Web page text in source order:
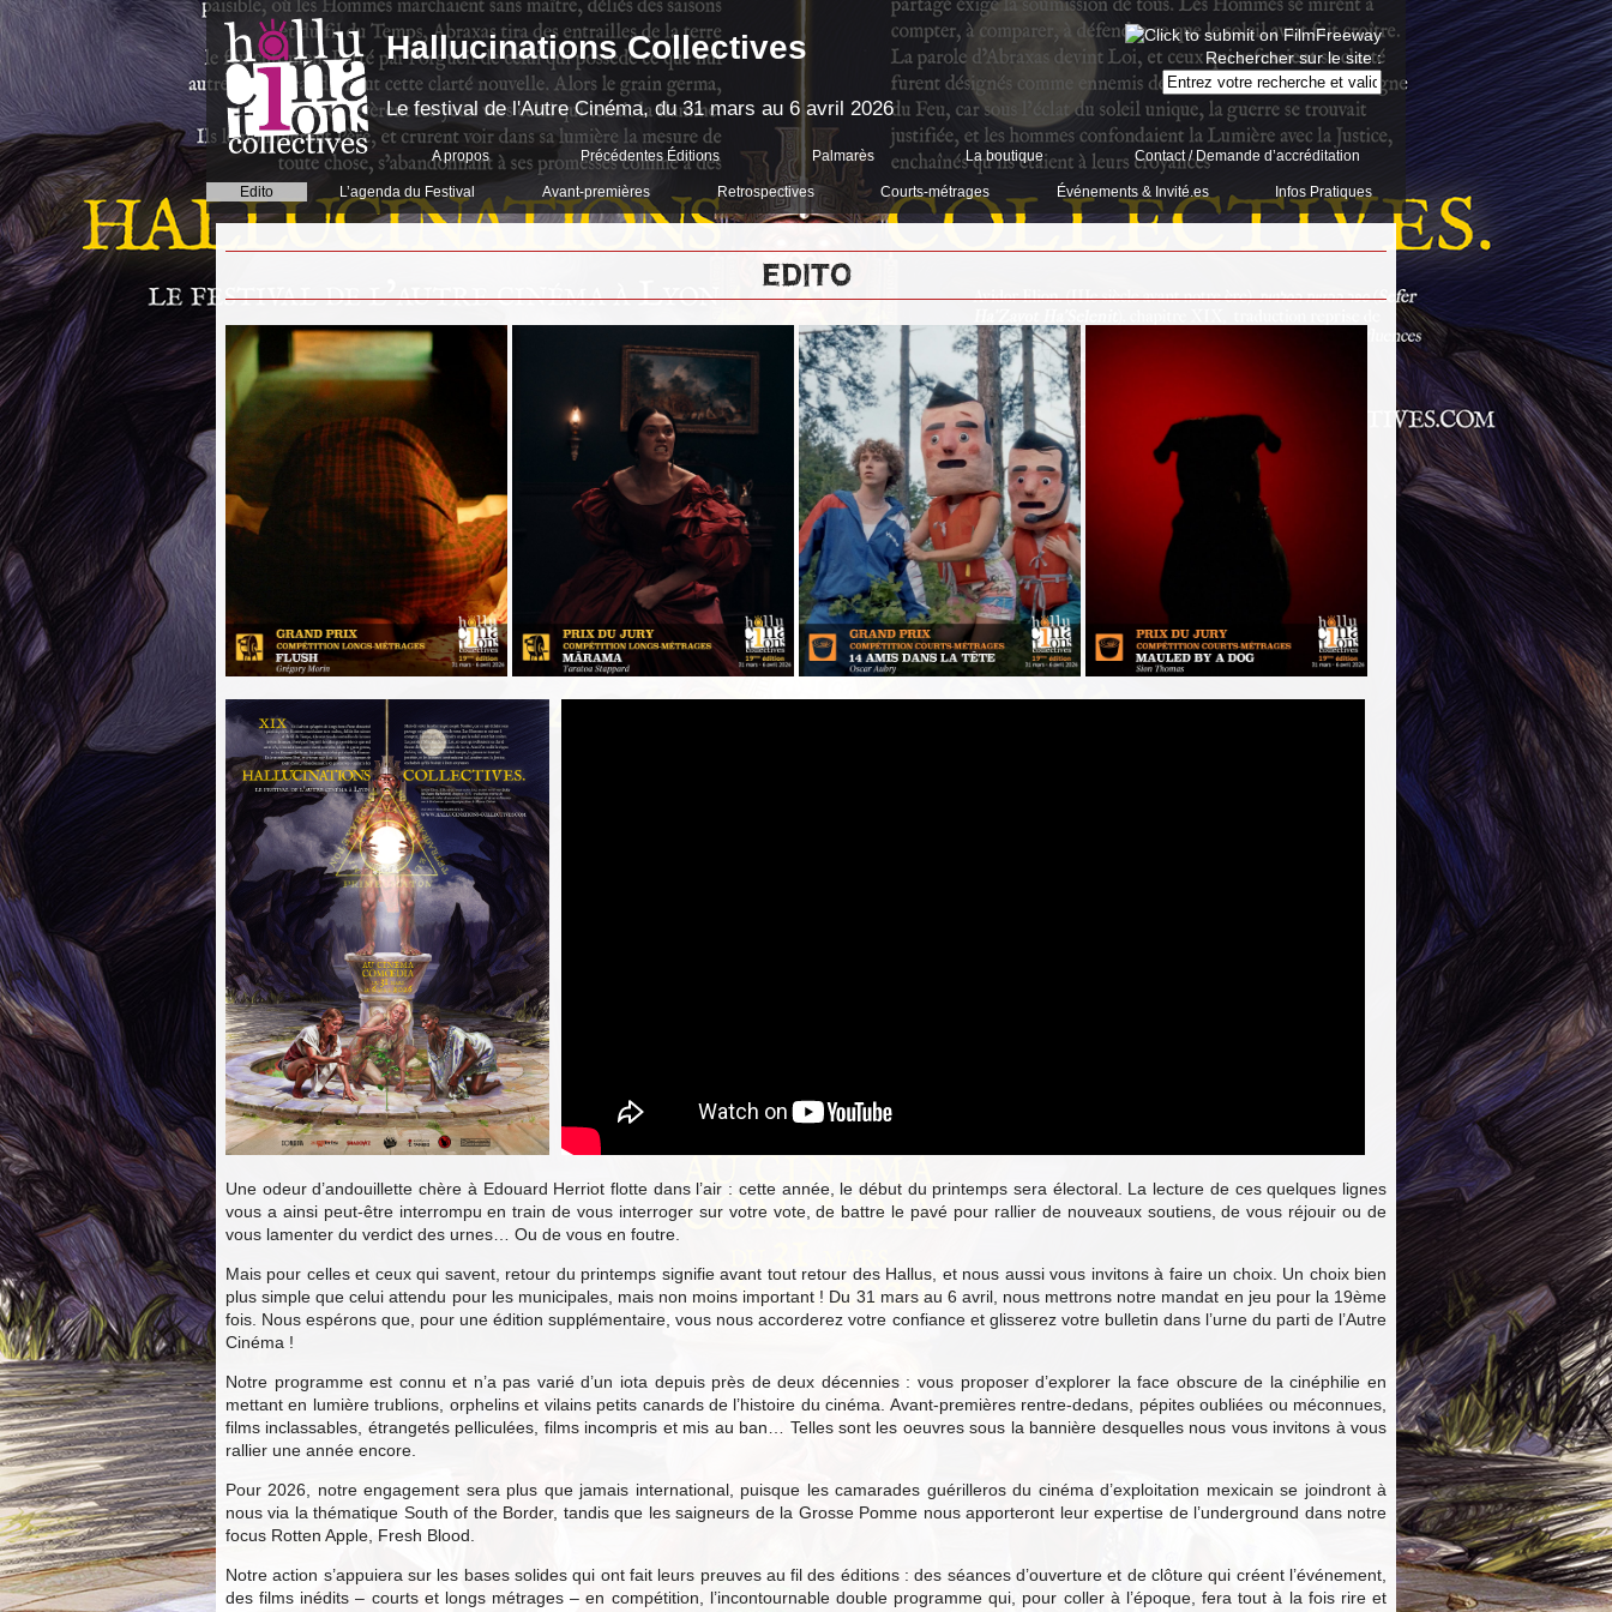
Rechercher sur le site :
Hallucinations Collectives
Le festival de l'Autre Cinéma, du 31 mars au 6 avril 2026
A propos Précédentes Éditions Palmarès La boutique Contact / Demande d’accréditation
Edito L’agenda du Festival Avant-premières Retrospectives Courts-métrages Événements & Invité.es Infos Pratiques
EDITO
Une odeur d’andouillette chère à Edouard Herriot flotte dans l’air : cette année, le début du printemps sera électoral. La lecture de ces quelques lignes
vous a ainsi peut-être interrompu en train de vous interroger sur votre vote, de battre le pavé pour rallier de nouveaux soutiens, de vous réjouir ou de
vous lamenter du verdict des urnes… Ou de vous en foutre.
Mais pour celles et ceux qui savent, retour du printemps signifie avant tout retour des Hallus, et nous aussi vous invitons à faire un choix. Un choix bien
plus simple que celui attendu pour les municipales, mais non moins important ! Du 31 mars au 6 avril, nous mettrons notre mandat en jeu pour la 19ème
fois. Nous espérons que, pour une édition supplémentaire, vous nous accorderez votre confiance et glisserez votre bulletin dans l’urne du parti de l’Autre
Cinéma !
Notre programme est connu et n’a pas varié d’un iota depuis près de deux décennies : vous proposer d’explorer la face obscure de la cinéphilie en
mettant en lumière trublions, orphelins et vilains petits canards de l’histoire du cinéma. Avant-premières rentre-dedans, pépites oubliées ou méconnues,
films inclassables, étrangetés pelliculées, films incompris et mis au ban… Telles sont les oeuvres sous la bannière desquelles nous vous invitons à vous
rallier une année encore.
Pour 2026, notre engagement sera plus que jamais international, puisque les camarades guérilleros du cinéma d’exploitation mexicain se joindront à
nous via la thématique South of the Border, tandis que les saigneurs de la Grosse Pomme nous apporteront leur expertise de l’underground dans notre
focus Rotten Apple, Fresh Blood.
Notre action s’appuiera sur les bases solides qui ont fait leurs preuves au fil des éditions : des séances d’ouverture et de clôture qui créent l’événement,
des films inédits – courts et longs métrages – en compétition, l’incontournable double programme qui, pour coller à l’époque, fera tout à la fois rire et